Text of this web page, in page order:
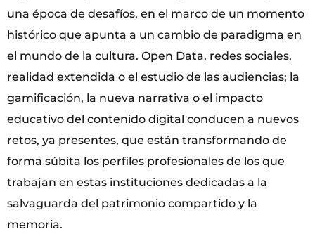
una época de desafíos, en el marco de un momento
histórico que apunta a un cambio de paradigma en
el mundo de la cultura. Open Data, redes sociales,
realidad extendida o el estudio de las audiencias; la
gamificación, la nueva narrativa o el impacto
educativo del contenido digital conducen a nuevos
retos, ya presentes, que están transformando de
forma súbita los perfiles profesionales de los que
trabajan en estas instituciones dedicadas a la
salvaguarda del patrimonio compartido y la
memoria.